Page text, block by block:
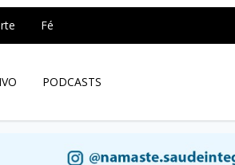
Fé
PODCASTS